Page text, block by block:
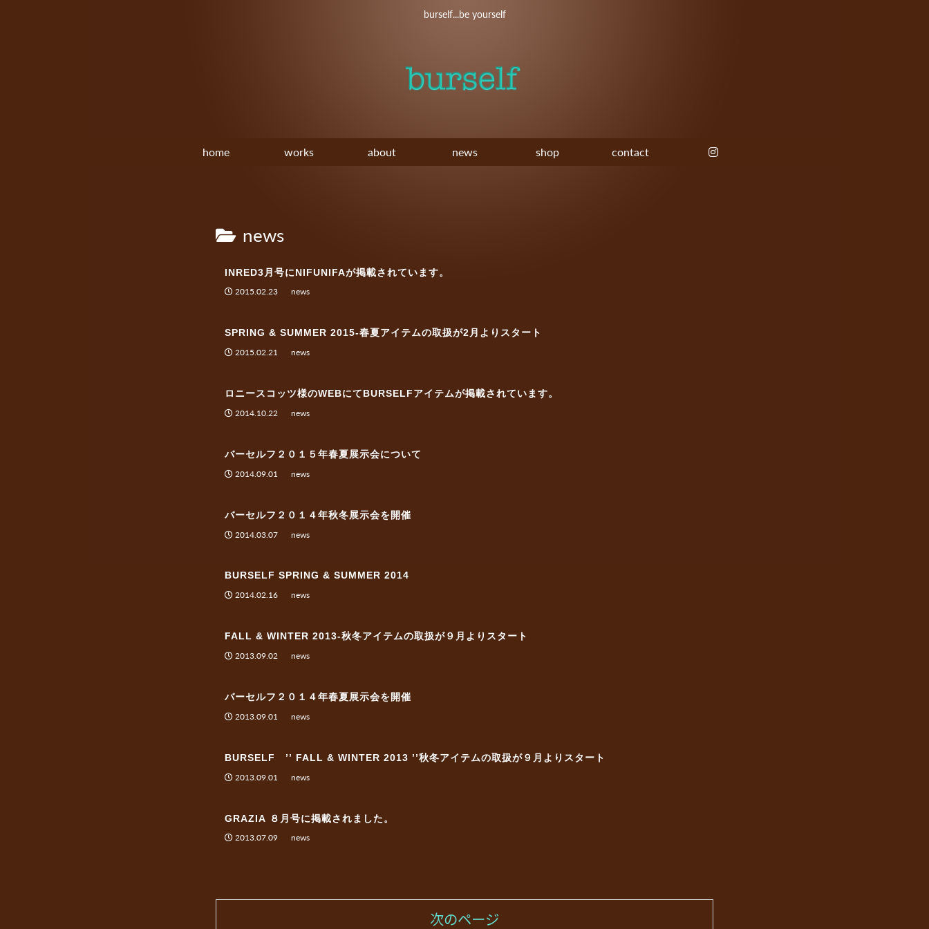
burself...be yourself
home works about news shop contact
news
INRED3月号にNIFUNIFAが掲載されています。
2015.02.23 news
SPRING & SUMMER 2015-春夏アイテムの取扱が2月よりスタート
2015.02.21 news
ロニースコッツ様のWEBにてBURSELFアイテムが掲載されています。
2014.10.22 news
バーセルフ２０１５年春夏展示会について
2014.09.01 news
バーセルフ２０１４年秋冬展示会を開催
2014.03.07 news
BURSELF SPRING & SUMMER 2014
2014.02.16 news
FALL & WINTER 2013-秋冬アイテムの取扱が９月よりスタート
2013.09.02 news
バーセルフ２０１４年春夏展示会を開催
2013.09.01 news
BURSELF ’’ FALL & WINTER 2013 ’’秋冬アイテムの取扱が９月よりスタート
2013.09.01 news
GRAZIA ８月号に掲載されました。
2013.07.09 news
次のページ